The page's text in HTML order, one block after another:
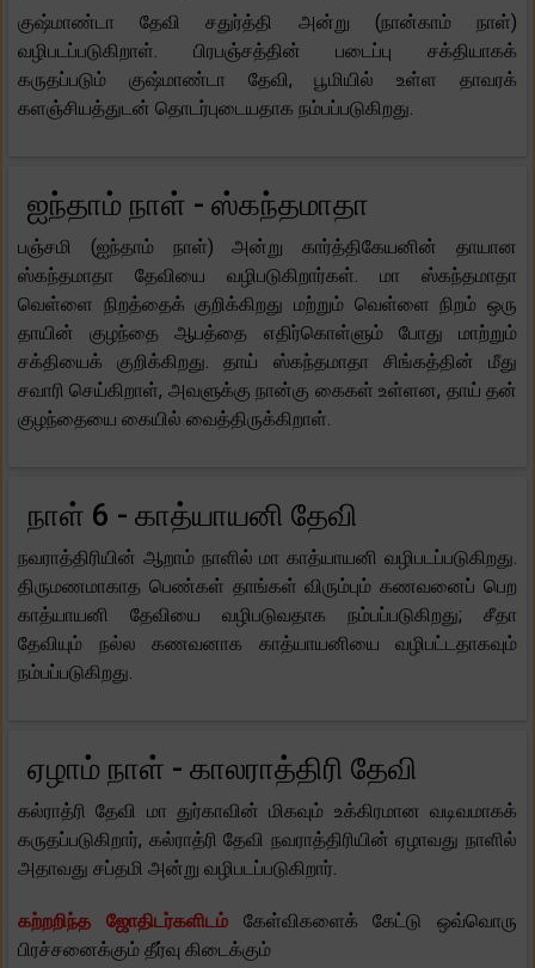
குஷ்மாண்டா தேவி சதுர்த்தி அன்று (நான்காம் நாள்)
வழிபடப்படுகிறாள். பிரபஞ்சத்தின் படைப்பு சக்தியாகக்
கருதப்படும் குஷ்மாண்டா தேவி, பூமியில் உள்ள தாவரக்
களஞ்சியத்துடன் தொடர்புடையதாக நம்பப்படுகிறது.
ஐந்தாம் நாள் - ஸ்கந்தமாதா
பஞ்சமி (ஐந்தாம் நாள்) அன்று கார்த்திகேயனின் தாயான
ஸ்கந்தமாதா தேவியை வழிபடுகிறார்கள். மா ஸ்கந்தமாதா
வெள்ளை நிறத்தைக் குறிக்கிறது மற்றும் வெள்ளை நிறம் ஒரு
தாயின் குழந்தை ஆபத்தை எதிர்கொள்ளும் போது மாற்றும்
சக்தியைக் குறிக்கிறது. தாய் ஸ்கந்தமாதா சிங்கத்தின் மீது
சவாரி செய்கிறாள், அவளுக்கு நான்கு கைகள் உள்ளன, தாய் தன்
குழந்தையை கையில் வைத்திருக்கிறாள்.
நாள் 6 - காத்யாயனி தேவி
நவராத்திரியின் ஆறாம் நாளில் மா காத்யாயனி வழிபடப்படுகிறது.
திருமணமாகாத பெண்கள் தாங்கள் விரும்பும் கணவனைப் பெற
காத்யாயனி தேவியை வழிபடுவதாக நம்பப்படுகிறது; சீதா
தேவியும் நல்ல கணவனாக காத்யாயனியை வழிபட்டதாகவும்
நம்பப்படுகிறது.
ஏழாம் நாள் - காலராத்திரி தேவி
கல்ராத்ரி தேவி மா துர்காவின் மிகவும் உக்கிரமான வடிவமாகக்
கருதப்படுகிறார், கல்ராத்ரி தேவி நவராத்திரியின் ஏழாவது நாளில்
அதாவது சப்தமி அன்று வழிபடப்படுகிறார்.
கற்றறிந்த ஜோதிடர்களிடம்கேள்விகளைக் கேட்டு ஒவ்வொரு
பிரச்சனைக்கும் தீர்வு கிடைக்கும்